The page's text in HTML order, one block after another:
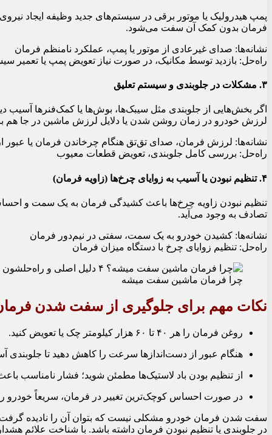
پمپ هیدرولیک یا موتور برقی در سیستم‌های جدید وظیفه ایجاد
فرمان بدون کمک آن سفت می‌شود.
نشانه‌ها: صدای غیرعادی از موتور یا پمپ، عملکرد نامنظم فرمان
راه‌حل: بازدید توسط مکانیک، در صورت نیاز تعویض پمپ یا تعمیر
۳. مشکلات در جلوبندی و سیستم تعلیق
اگر بخش‌هایی از جلوبندی مثل سیبک‌ها، بوش‌ها یا کمک‌فنرها
لرزش خودرو در زمان روشن شدن یا دلایل لرزش ماشین در جا هم
نشانه‌ها: لرزش فرمان، صدای تق‌تق هنگام چرخاندن فرمان یا عبور
راه‌حل: بررسی کامل جلوبندی، تعویض قطعات معیوب
۴. تنظیم نبودن یا آسیب به زوایای چرخ‌ها (زاویه فرمان)
تنظیم نبودن زاویه چرخ‌ها باعث کشیدگی فرمان به یک سمت و
تصادف به وجود می‌آید.
نشانه‌ها: کشیدن خودرو به یک سمت، سفتی در نیم‌دور فرمان
راه‌حل: تنظیم زوایای چرخ با دستگاه میزان فرمان
چرا فرمان ماشین سفت میشه
نکات مهم برای جلوگیری از سفت شدن
روغن فرمان را هر ۴۰ تا ۶۰ هزار کیلومتر چک یا تعویض کنید.
هنگام عبور از دست‌اندازها سرعت را کاهش دهید تا جلوبندی
از تنظیم بودن باد لاستیک‌ها مطمئن شوید؛ فشار نامناسب
در صورت احساس کوچک‌ترین تغییر در فرمان، سریعاً خودرو را
سفت شدن فرمان خودرو مشکلی نیست که بتوان آن را نادیده گرفت.
در جلوبندی یا تنظیم نبودن فرمان داشته باشد. با شناخت علائم